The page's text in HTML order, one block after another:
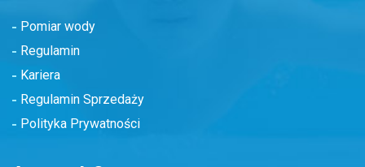
Pomiar wody
Regulamin
Kariera
Regulamin Sprzedaży
Polityka Prywatności